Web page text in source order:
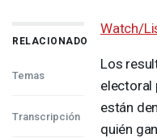
RELACIONADO
Temas
Transcripción
Watch/
Los
electoral
están
quién